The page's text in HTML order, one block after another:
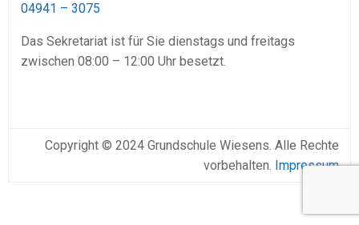
04941 – 3075
Das Sekretariat ist für Sie dienstags und freitags
zwischen 08:00 – 12:00 Uhr besetzt.
Copyright © 2024 Grundschule Wiesens. Alle Rechte
vorbehalten. Impressum